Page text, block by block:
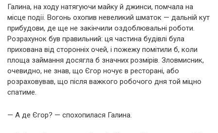
Галина, на ходу натягуючи майку й джинси, помчала на
місце події. Вогонь охопив невеликий шматок — дальній кут
прибудови, де ще не закінчили оздоблювальні роботи.
Розрахунок був правильний: ця частина будівлі була
прихована від сторонніх очей, і пожежу помітили б, коли
площа займання досягла б значних розмірів. Зловмисник,
очевидно, не знав, що Єгор ночує в ресторані, або
розраховував, що після важкого робочого дня той міцно
спатиме.
— А де Єгор? — спохопилася Галина.